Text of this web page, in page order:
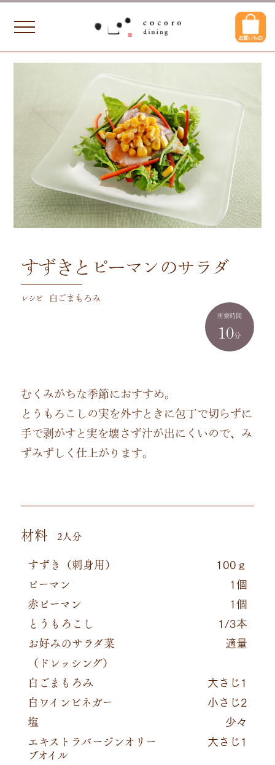
レシピ 白ごまもろみ
すずきとピーマンのサラダ
所要時間
10分
むくみがちな季節におすすめ。
とうもろこしの実を外すときに包丁で切らずに
手で剥がすと実を壊さず汁が出にくいので、み
ずみずしく仕上がります。
材料 2人分
すずき（刺身用） 100ｇ
ピーマン 1個
赤ピーマン 1個
とうもろこし 1/3本
お好みのサラダ菜 適量
（ドレッシング）
白ごまもろみ
大さじ1
白ワインビネガー 小さじ2
塩 少々
エキストラバージンオリー
ブオイル
大さじ1